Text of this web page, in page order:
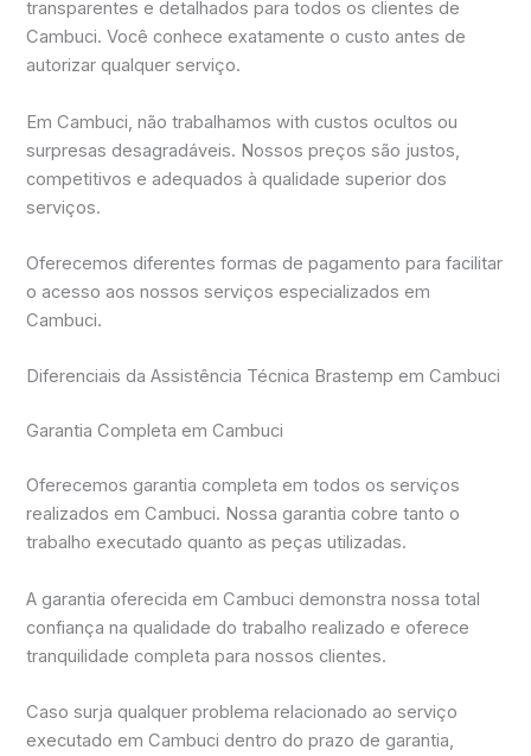
transparentes e detalhados para todos os clientes de
Cambuci. Você conhece exatamente o custo antes de
autorizar qualquer serviço.
Em Cambuci, não trabalhamos with custos ocultos ou
surpresas desagradáveis. Nossos preços são justos,
competitivos e adequados à qualidade superior dos
serviços.
Oferecemos diferentes formas de pagamento para facilitar
o acesso aos nossos serviços especializados em
Cambuci.
Diferenciais da Assistência Técnica Brastemp em Cambuci
Garantia Completa em Cambuci
Oferecemos garantia completa em todos os serviços
realizados em Cambuci. Nossa garantia cobre tanto o
trabalho executado quanto as peças utilizadas.
A garantia oferecida em Cambuci demonstra nossa total
confiança na qualidade do trabalho realizado e oferece
tranquilidade completa para nossos clientes.
Caso surja qualquer problema relacionado ao serviço
executado em Cambuci dentro do prazo de garantia,